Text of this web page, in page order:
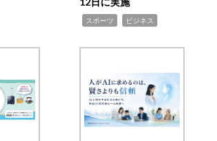
スポーツ ビジネス